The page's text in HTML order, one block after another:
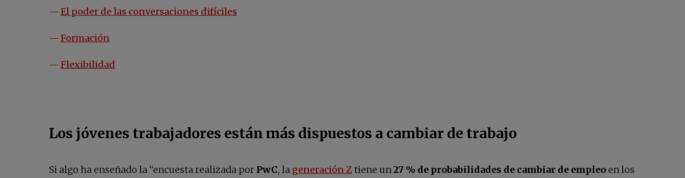
El poder de las conversaciones difíciles
Formación
Flexibilidad
Los jóvenes trabajadores están más dispuestos a cambiar de trabajo
Si algo ha enseñado la “encuesta realizada por PwC, la generación Z tiene un27 % de probabilidades de cambiar de empleo en los